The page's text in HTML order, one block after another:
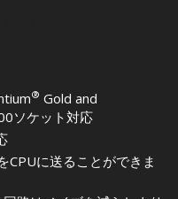
® Gold and
ソケット対応
CPUに送ることができま